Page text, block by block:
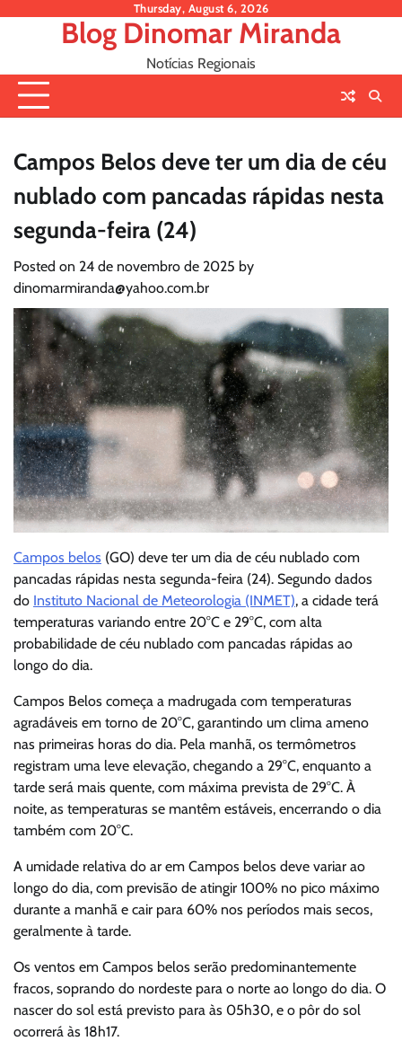
Thursday, August 6, 2026
Blog Dinomar Miranda
Notícias Regionais
Campos Belos deve ter um dia de céu
nublado com pancadas rápidas nesta
segunda-feira (24)
Posted on 24 de novembro de 2025 by
dinomarmiranda@yahoo.com.br
Campos belos (GO) deve ter um dia de céu nublado com
pancadas rápidas nesta segunda-feira (24). Segundo dados
do Instituto Nacional de Meteorologia (INMET), a cidade terá
temperaturas variando entre 20°C e 29°C, com alta
probabilidade de céu nublado com pancadas rápidas ao
longo do dia.
Campos Belos começa a madrugada com temperaturas
agradáveis em torno de 20°C, garantindo um clima ameno
nas primeiras horas do dia. Pela manhã, os termômetros
registram uma leve elevação, chegando a 29°C, enquanto a
tarde será mais quente, com máxima prevista de 29°C. À
noite, as temperaturas se mantêm estáveis, encerrando o dia
também com 20°C.
A umidade relativa do ar em Campos belos deve variar ao
longo do dia, com previsão de atingir 100% no pico máximo
durante a manhã e cair para 60% nos períodos mais secos,
geralmente à tarde.
Os ventos em Campos belos serão predominantemente
fracos, soprando do nordeste para o norte ao longo do dia. O
nascer do sol está previsto para às 05h30, e o pôr do sol
ocorrerá às 18h17.